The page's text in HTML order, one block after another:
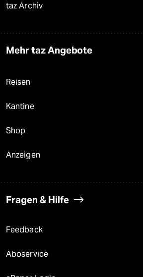
taz Archiv
Mehr taz Angebote
Reisen
Kantine
Shop
Anzeigen
Fragen & Hilfe
Feedback
Aboservice